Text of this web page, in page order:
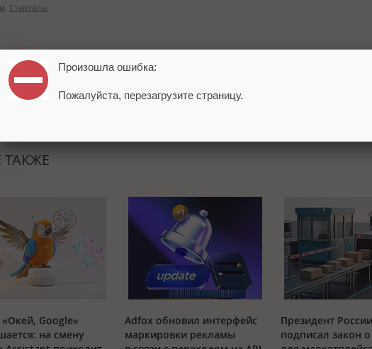
Стартапы
ТАКЖЕ
Google»
на смену
Adfox обновил интерфейс
маркировки рекламы
Президент России
подписал закон
Произошла ошибка:
Пожалуйста, перезагрузите страницу.